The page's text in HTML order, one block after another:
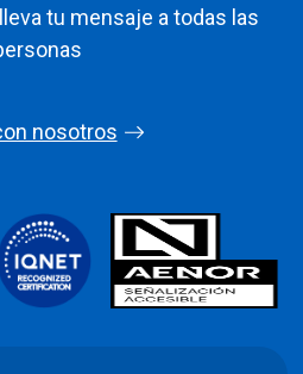
tu mensaje a todas las
nosotros